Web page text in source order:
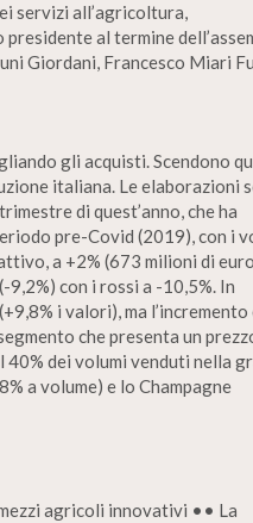
servizi all’agricoltura,
al termine
Giordani, Francesco Miari
gli acquisti. Scendono
italiana. Le elaborazioni
di quest’anno, che ha
pre-Covid (2019), con i
a +2% (673 milioni di
con i rossi a -10,5%. In
i valori), ma l’incremento
che presenta un
dei volumi venduti nella
a volume) e lo Champagne
agricoli innovativi •• La